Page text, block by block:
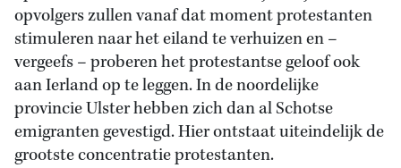
opvolgers zullen vanaf dat moment protestanten
stimuleren naar het eiland te verhuizen en –
vergeefs – proberen het protestantse geloof ook
aan Ierland op te leggen. In de noordelijke
provincie Ulster hebben zich dan al Schotse
emigranten gevestigd. Hier ontstaat uiteindelijk de
grootste concentratie protestanten.